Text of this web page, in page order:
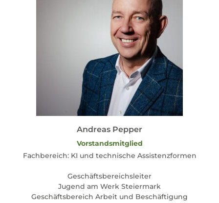
Andreas Pepper
Vorstandsmitglied
Fachbereich: KI und technische Assistenzformen
Geschäftsbereichsleiter
Jugend am Werk Steiermark
Geschäftsbereich Arbeit und Beschäftigung